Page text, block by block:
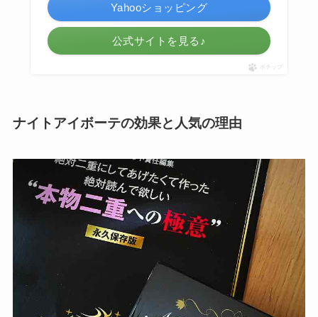
Yahooショッピング
公式サイトを見る♪
ポチップ
ナイトアイボーテの効果と人気の理由